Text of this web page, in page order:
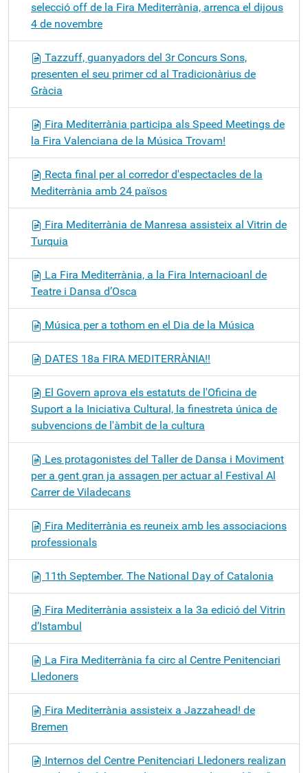
selecció off de la Fira Mediterrània, arrenca el dijous
4 de novembre
Tazzuff, guanyadors del 3r Concurs Sons,
presenten el seu primer cd al Tradicionàrius de
Gràcia
Fira Mediterrània participa als Speed Meetings de
la Fira Valenciana de la Música Trovam!
Recta final per al corredor d'espectacles de la
Mediterrània amb 24 països
Fira Mediterrània de Manresa assisteix al Vitrin de
Turquia
La Fira Mediterrània, a la Fira Internacioanl de
Teatre i Dansa d’Osca
Música per a tothom en el Dia de la Música
DATES 18a FIRA MEDITERRÀNIA!!
El Govern aprova els estatuts de l'Oficina de
Suport a la Iniciativa Cultural, la finestreta única de
subvencions de l'àmbit de la cultura
Les protagonistes del Taller de Dansa i Moviment
per a gent gran ja assagen per actuar al Festival Al
Carrer de Viladecans
Fira Mediterrània es reuneix amb les associacions
professionals
11th September. The National Day of Catalonia
Fira Mediterrània assisteix a la 3a edició del Vitrin
d’Istambul
La Fira Mediterrània fa circ al Centre Penitenciari
Lledoners
Fira Mediterrània assisteix a Jazzahead! de
Bremen
Internos del Centre Penitenciari Lledoners realizan